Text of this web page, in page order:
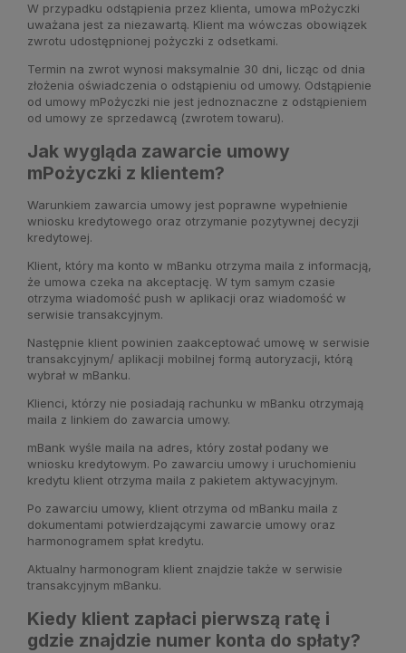
W przypadku odstąpienia przez klienta, umowa mPożyczki
uważana jest za niezawartą. Klient ma wówczas obowiązek
zwrotu udostępnionej pożyczki z odsetkami.
Termin na zwrot wynosi maksymalnie 30 dni, licząc od dnia
złożenia oświadczenia o odstąpieniu od umowy. Odstąpienie
od umowy mPożyczki nie jest jednoznaczne z odstąpieniem
od umowy ze sprzedawcą (zwrotem towaru).
Jak wygląda zawarcie umowy
mPożyczki z klientem?
Warunkiem zawarcia umowy jest poprawne wypełnienie
wniosku kredytowego oraz otrzymanie pozytywnej decyzji
kredytowej.
Klient, który ma konto w mBanku otrzyma maila z informacją,
że umowa czeka na akceptację. W tym samym czasie
otrzyma wiadomość push w aplikacji oraz wiadomość w
serwisie transakcyjnym.
Następnie klient powinien zaakceptować umowę w serwisie
transakcyjnym/ aplikacji mobilnej formą autoryzacji, którą
wybrał w mBanku.
Klienci, którzy nie posiadają rachunku w mBanku otrzymają
maila z linkiem do zawarcia umowy.
mBank wyśle maila na adres, który został podany we
wniosku kredytowym. Po zawarciu umowy i uruchomieniu
kredytu klient otrzyma maila z pakietem aktywacyjnym.
Po zawarciu umowy, klient otrzyma od mBanku maila z
dokumentami potwierdzającymi zawarcie umowy oraz
harmonogramem spłat kredytu.
Aktualny harmonogram klient znajdzie także w serwisie
transakcyjnym mBanku.
Kiedy klient zapłaci pierwszą ratę i
gdzie znajdzie numer konta do spłaty?